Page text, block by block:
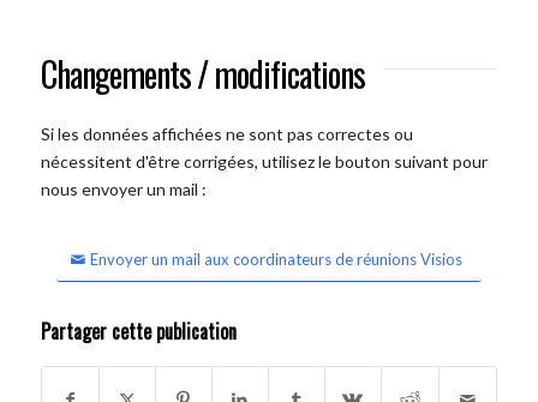
Changements / modifications
Si les données affichées ne sont pas correctes ou
nécessitent d'être corrigées, utilisez le bouton suivant pour
nous envoyer un mail :
Envoyer un mail aux coordinateurs de réunions Visios
Partager cette publication